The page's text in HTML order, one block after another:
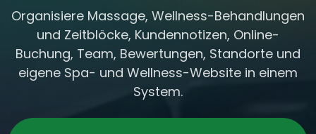
Organisiere Massage, Wellness-Behandlungen
und Zeitblöcke, Kundennotizen, Online-
Buchung, Team, Bewertungen, Standorte und
eigene Spa- und Wellness-Website in einem
System.